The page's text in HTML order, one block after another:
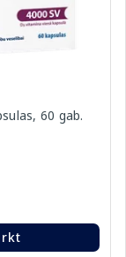
60 gab.